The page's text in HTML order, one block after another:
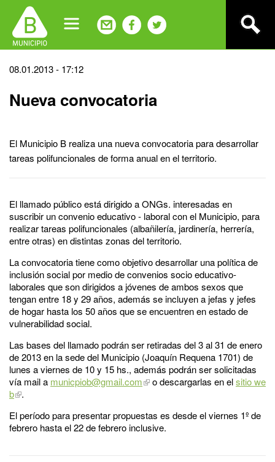
navigation
Back
top
08.01.2013 - 17:12
Nueva convocatoria
El Municipio B realiza una nueva convocatoria para desarrollar
tareas polifuncionales de forma anual en el territorio.
El llamado público está dirigido a ONGs. interesadas en
suscribir un convenio educativo - laboral con el Municipio, para
realizar tareas polifuncionales (albañilería, jardinería, herrería,
entre otras) en distintas zonas del territorio.
La convocatoria tiene como objetivo desarrollar una política de
inclusión social por medio de convenios socio educativo-
laborales que son dirigidos a jóvenes de ambos sexos que
tengan entre 18 y 29 años, además se incluyen a jefas y jefes
de hogar hasta los 50 años que se encuentren en estado de
vulnerabilidad social.
Las bases del llamado podrán ser retiradas del 3 al 31 de enero
de 2013 en la sede del Municipio (Joaquín Requena 1701) de
lunes a viernes de 10 y 15 hs., además podrán ser solicitadas
vía mail a municpiob@gmail.com o descargarlas en elsitio we
b
.
El período para presentar propuestas es desde el viernes 1º de
febrero hasta el 22 de febrero inclusive.